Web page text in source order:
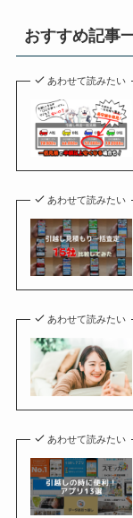
おすすめ記事
あわせて読みたい
あわせて読みたい
あわせて読みたい
あわせて読みたい